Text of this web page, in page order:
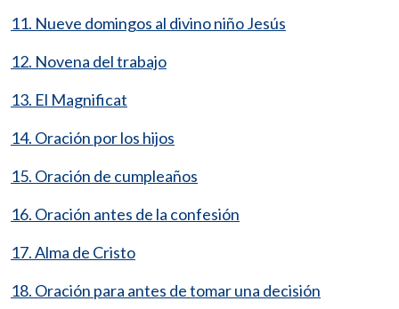
11. Nueve domingos al divino niño Jesús
12. Novena del trabajo
13. El Magnificat
14. Oración por los hijos
15. Oración de cumpleaños
16. Oración antes de la confesión
17. Alma de Cristo
18. Oración para antes de tomar una decisión